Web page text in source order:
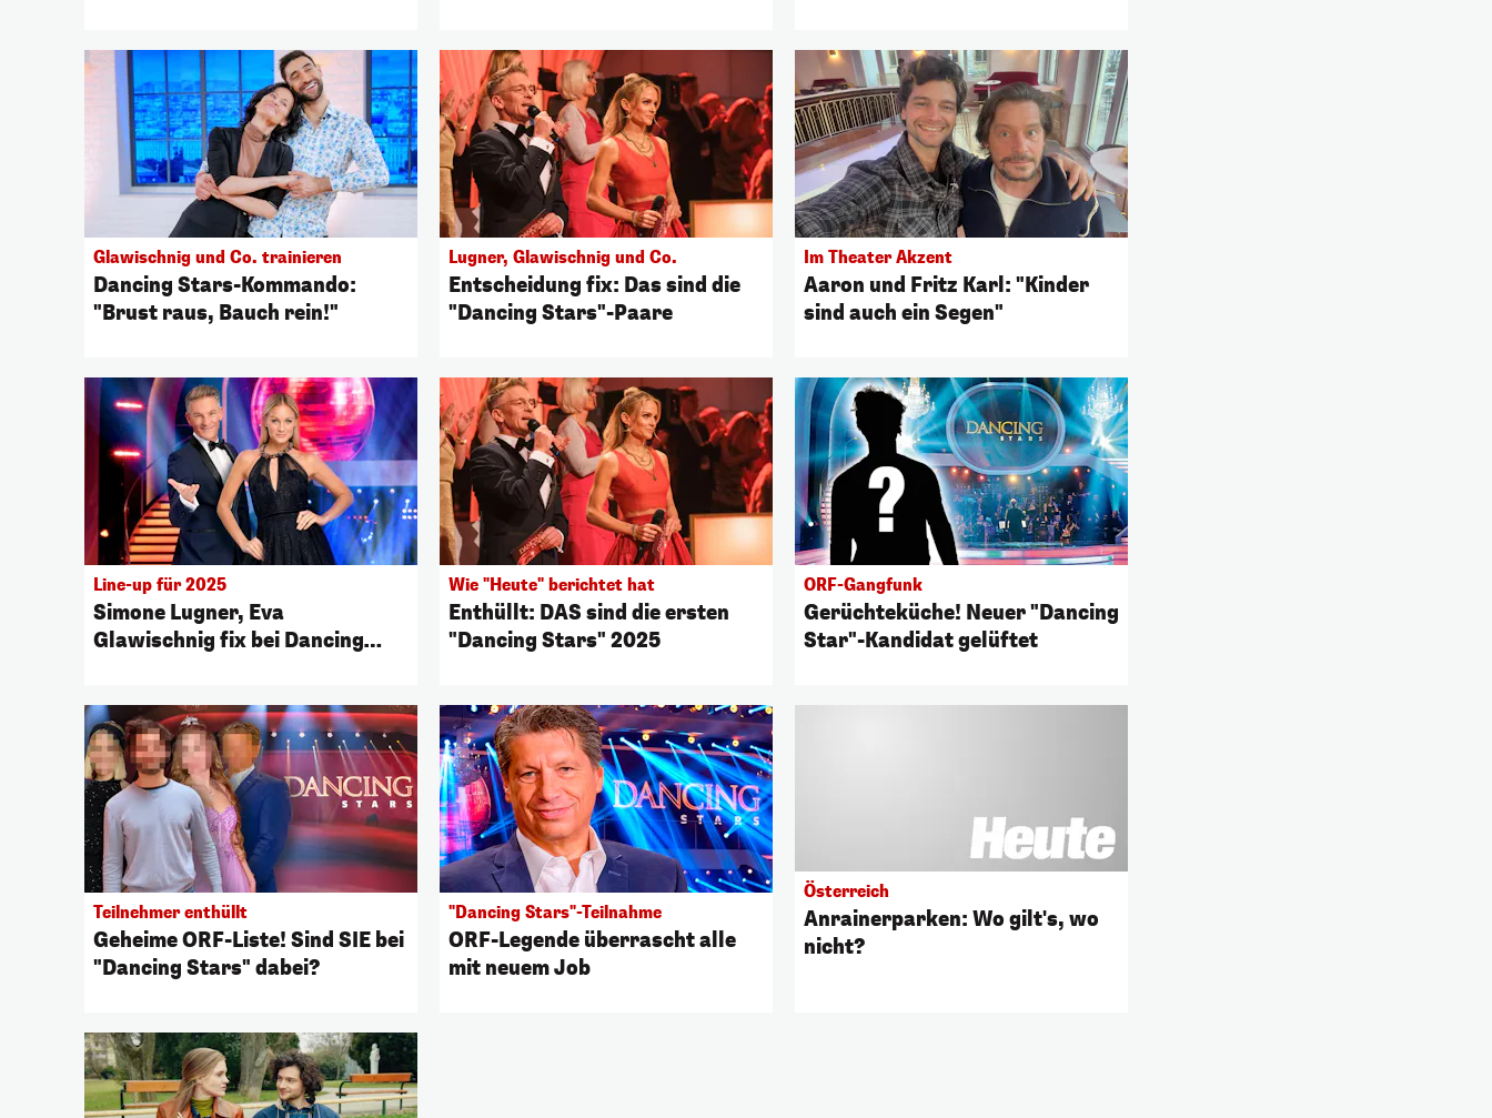
Glawischnig und Co. trainieren
Dancing Stars-Kommando:
"Brust raus, Bauch rein!"
Lugner, Glawischnig und Co.
Entscheidung fix: Das sind die
"Dancing Stars"-Paare
Im Theater Akzent
Aaron und Fritz Karl: "Kinder
sind auch ein Segen"
Line-up für 2025
Simone Lugner, Eva
Glawischnig fix bei Dancing
Wie "Heute" berichtet hat
Enthüllt: DAS sind die ersten
"Dancing Stars" 2025
ORF-Gangfunk
Gerüchteküche! Neuer "Dancing
Star"-Kandidat gelüftet
Teilnehmer enthüllt
Geheime ORF-Liste! Sind SIE bei
"Dancing Stars" dabei?
"Dancing Stars"-Teilnahme
ORF-Legende überrascht alle
mit neuem Job
Österreich
Anrainerparken: Wo gilt's, wo
nicht?